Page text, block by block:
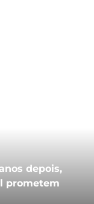
depois,
prometem